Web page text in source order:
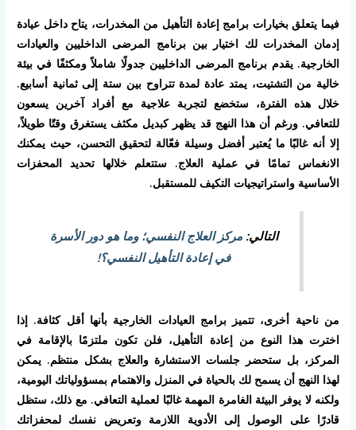
فيما يتعلق بخيارات برامج إعادة التأهيل من المخدرات، يتاح داخل عيادة
إدمان المخدرات لك اختيار بين برنامج المرضى الداخليين والعيادات
الخارجية. يقدم برنامج المرضى الداخليين جدولًا شاملاً ومكثفًا في بيئة
خالية من التشتيت، يمتد عادة لمدة تتراوح بين ستة إلى ثمانية أسابيع.
خلال هذه الفترة، ستخضع لتجربة علاجية مع أفراد آخرين يسعون
للتعافي. ورغم أن هذا النهج قد يظهر كبديل مكثف يستغرق وقتًا طويلاً،
إلا أنه غالبًا ما يُعتبر أفضل وسيلة فعّالة لتحقيق التحسن، حيث يمكنك
الانغماس تمامًا في عملية العلاج. ستتعلم خلالها تحديد المحفزات
الأساسية واستراتيجيات التكيف للمستقبل.
التالي:مركز العلاج النفسي؛ وما هو دور الأسرة
في إعادة التأهيل النفسي؟!
من ناحية أخرى، تتميز برامج العيادات الخارجية بأنها أقل كثافة. إذا
اخترت هذا النوع من إعادة التأهيل، فلن تكون ملتزمًا بالإقامة في
المركز، بل ستحضر جلسات الاستشارة والعلاج بشكل منتظم. يمكن
لهذا النهج أن يسمح لك بالحياة في المنزل والاهتمام بمسؤولياتك اليومية،
ولكنه لا يوفر البيئة الغامرة المهمة غالبًا لعملية التعافي. مع ذلك، ستظل
قادرًا على الوصول إلى الأدوية اللازمة وتعريض نفسك لمحفزاتك